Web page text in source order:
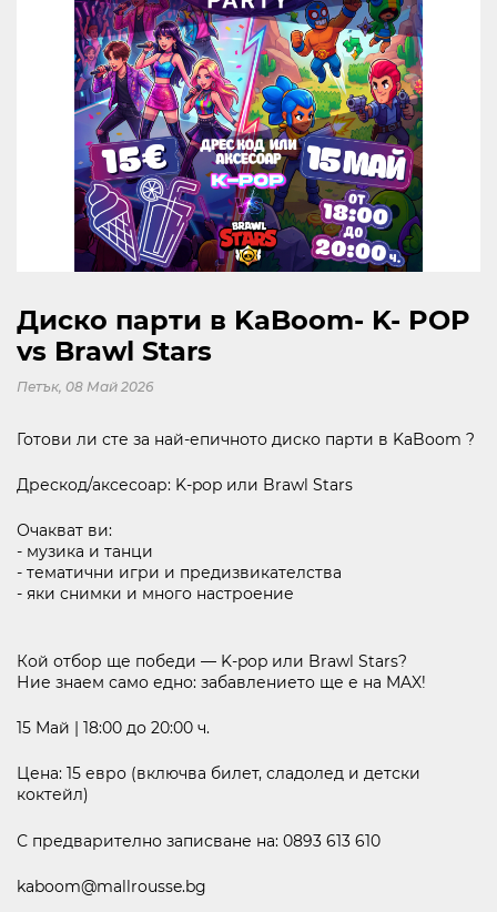
Диско парти в KaBoom- K- POP
vs Brawl Stars
Петък, 08 Май 2026
Готови ли сте за най-епичното диско парти в KaBoom ?
Дрескод/аксесоар: K-pop или Brawl Stars
Очакват ви:
- музика и танци
- тематични игри и предизвикателства
- яки снимки и много настроение
Кой отбор ще победи — K-pop или Brawl Stars?
Ние знаем само едно: забавлението ще е на MAX!
15 Май | 18:00 до 20:00 ч.
Цена: 15 евро (включва билет, сладолед и детски
коктейл)
С предварително записване на: 0893 613 610
kaboom@mallrousse.bg
KABOOM
КИНО
ЗА МОЛ РУСЕ
КОНТАКТИ
10:00 - 21:30
ОТВОРЕНО
бул. Липник 121 Д
ВИЖ НА КАРТАТА
Следвайте ни
В СОЦИАЛНИТЕ МРЕЖИ
ПРАВА ЗА ПОЛЗВАНЕ
ПОЛИТИКА ЗА ИЗПОЛЗВАНЕ НА БИСКВИТКИ
KABOOM ПОЛИТИКА ЗА ВИДЕОНАБЛЮДЕНИЕ
KABOOM ПОЛИТИКА ЗА ОБРАБОТВАНЕ И СИГУРНОСТ НА ЛИЧНИТЕ ДАННИ